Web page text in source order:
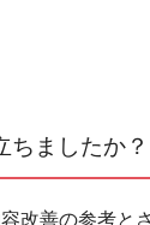
ちましたか？
改善の参考と